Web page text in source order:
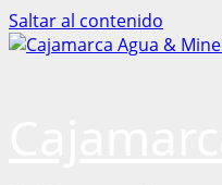
Saltar al contenido